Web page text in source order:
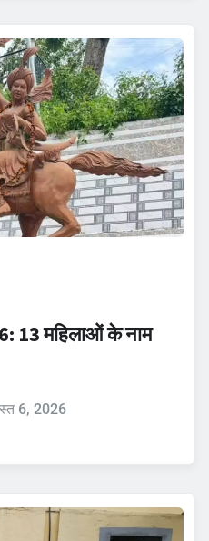
13 महिलाओं के नाम
6, 2026